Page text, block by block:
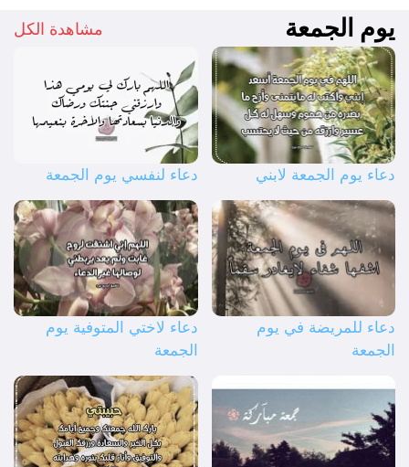
يوم الجمعة مشاهدة الكل
دعاء يوم الجمعة لابني دعاء لنفسي يوم الجمعة
دعاء للمريضة في يوم
الجمعة
دعاء لاختي المتوفية يوم
الجمعة